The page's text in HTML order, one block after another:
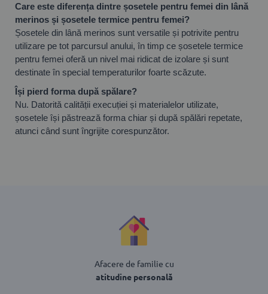
Care este diferența dintre șosetele pentru femei din lână
merinos și șosetele termice pentru femei?
Șosetele din lână merinos sunt versatile și potrivite pentru
utilizare pe tot parcursul anului, în timp ce șosetele termice
pentru femei oferă un nivel mai ridicat de izolare și sunt
destinate în special temperaturilor foarte scăzute.
Își pierd forma după spălare?
Nu. Datorită calității execuției și materialelor utilizate,
șosetele își păstrează forma chiar și după spălări repetate,
atunci când sunt îngrijite corespunzător.
Afacere de familie cu
atitudine personală